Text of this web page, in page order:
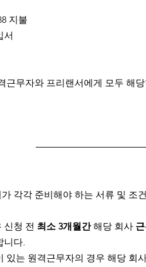
지불
서
근무자와 프리랜서에게 모두 해
각각 준비해야 하는 서류 및 조
신청 전 최소 3개월간 해당 회사
니다.
있는 원격근무자의 경우 해당 회